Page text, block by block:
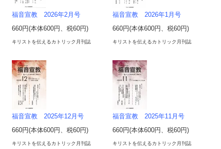
福音宣教 2026年2月号
660円(本体600円、税60円)
キリストを伝えるカトリック月刊誌
福音宣教 2026年1月号
660円(本体600円、税60円)
キリストを伝えるカトリック月刊誌
福音宣教 2025年12月号
660円(本体600円、税60円)
キリストを伝えるカトリック月刊誌
福音宣教 2025年11月号
660円(本体600円、税60円)
キリストを伝えるカトリック月刊誌